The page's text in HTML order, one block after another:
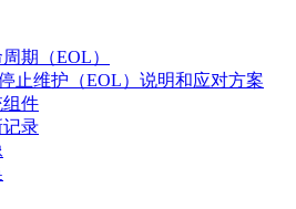
期（EOL）
止维护（EOL）说明和应对方案
件
录